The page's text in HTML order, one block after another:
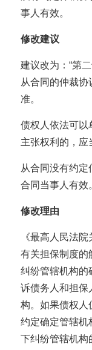
事人有效。
修改建议
建议改为：“第
从合同的仲裁
准。
债权人依法可以
主张权利的，应
从合同没有约定
合同当事人有效
修改理由
《最高人民法
有关担保制度的
纠纷管辖机构的
诉债务人和担保
构。如果债权人
约定确定管辖机
下纠纷管辖机构